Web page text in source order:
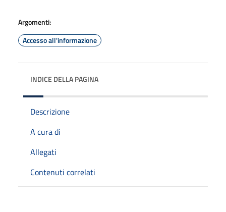
Argomenti:
Accesso all'informazione
INDICE DELLA PAGINA
Descrizione
A cura di
Allegati
Contenuti correlati